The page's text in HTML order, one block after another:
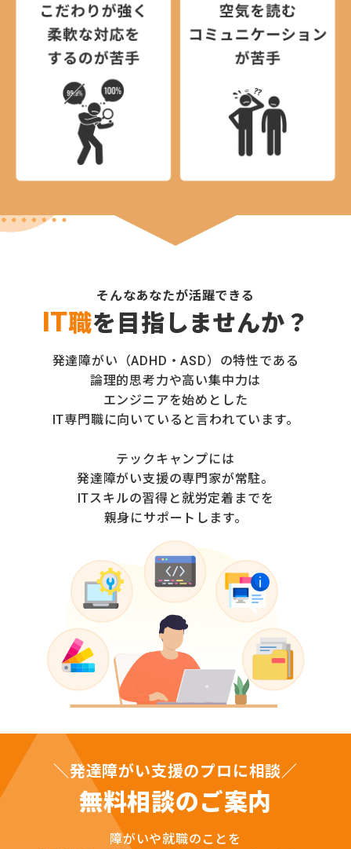
そんなあなたが活躍できる
IT職を目指しませんか？
発達障がい（ADHD・ASD）の特性である
論理的思考力や高い集中力は
エンジニアを始めとした
IT専門職に向いていると言われています。
テックキャンプには
発達障がい支援の専門家が常駐。
ITスキルの習得と就労定着までを
親身にサポートします。
＼発達障がい支援のプロに相談／
無料相談のご案内
障がいや就職のことを